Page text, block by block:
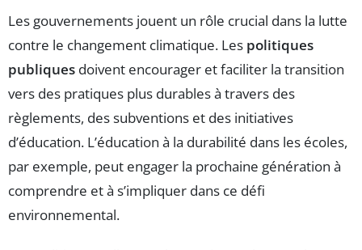
Les gouvernements jouent un rôle crucial dans la lutte
contre le changement climatique. Les politiques
publiques doivent encourager et faciliter la transition
vers des pratiques plus durables à travers des
règlements, des subventions et des initiatives
d’éducation. L’éducation à la durabilité dans les écoles,
par exemple, peut engager la prochaine génération à
comprendre et à s’impliquer dans ce défi
environnemental.